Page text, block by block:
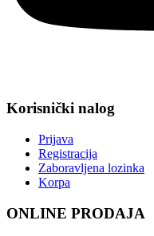
Korisnički nalog
Prijava
Registracija
Zaboravljena lozinka
Korpa
ONLINE PRODAJA